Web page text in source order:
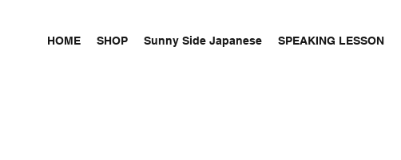
HOME SHOP Sunny Side Japanese SPEAKING LESSON